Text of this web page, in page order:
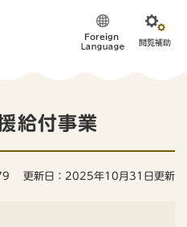
給付事業
更新日：2025年10月31日更新